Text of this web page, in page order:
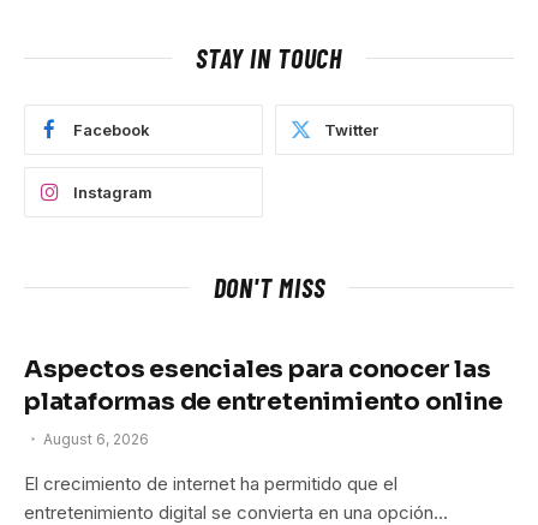
STAY IN TOUCH
Facebook Twitter
Instagram
DON'T MISS
Aspectos esenciales para conocer las
plataformas de entretenimiento online
August 6, 2026
El crecimiento de internet ha permitido que el
entretenimiento digital se convierta en una opción…